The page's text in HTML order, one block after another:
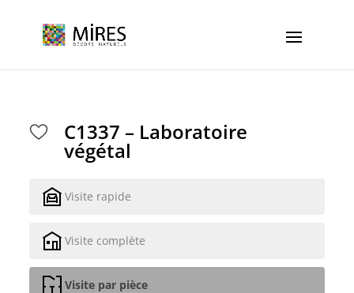
C1337 – Laboratoire
végétal
Visite rapide
Visite complète
Visite par pièce